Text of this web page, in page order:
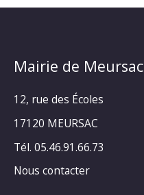
Mairie de Meursac
12, rue des Écoles
17120 MEURSAC
Tél. 05.46.91.66.73
Nous contacter